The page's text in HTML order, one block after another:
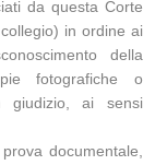
da questa Corte
in ordine ai
della
fotografiche o
giudizio, ai sensi
documentale,